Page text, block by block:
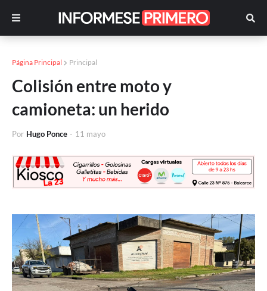
Página Principal Principal
Colisión entre moto y
camioneta: un herido
Por Hugo Ponce - 11 mayo